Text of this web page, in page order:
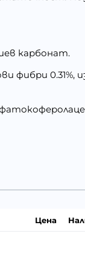
карбонат.
0.31%,
Цена